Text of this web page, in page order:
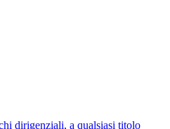
dirigenziali, a qualsiasi titolo